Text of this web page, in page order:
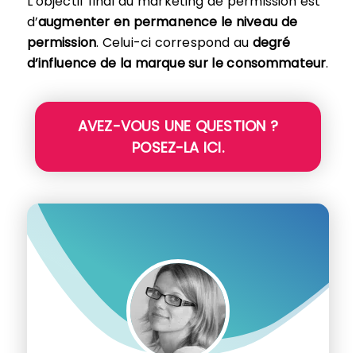
d’augmenter en permanence le niveau de
permission. Celui-ci correspond au degré
d’influence de la marque sur le consommateur.
AVEZ-VOUS UNE QUESTION ?
POSEZ-LA ICI.